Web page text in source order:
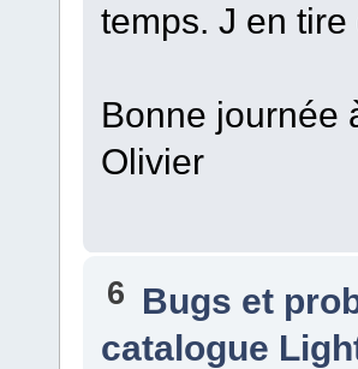
temps. J en
Bonne journée
Olivier
6 Bugs et
catalogue